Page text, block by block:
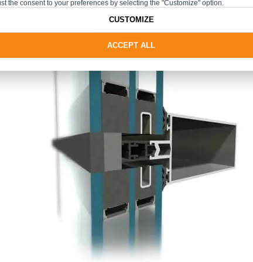
the consent to your preferences by selecting the "Customize" option.
ACCEPT ALL
CUSTOMIZE